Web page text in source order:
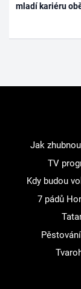
mladí kariéru
Jak
TV
Kdy budou
7 pádů